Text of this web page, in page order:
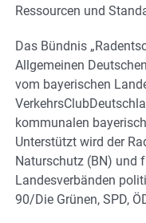
Ressourcen und
Das Bündnis
Allgemeinen
vom bayerischen
kommunalen
Unterstützt wird der
Naturschutz (BN) und
Landesverbänden
90/Die Grünen, SPD,